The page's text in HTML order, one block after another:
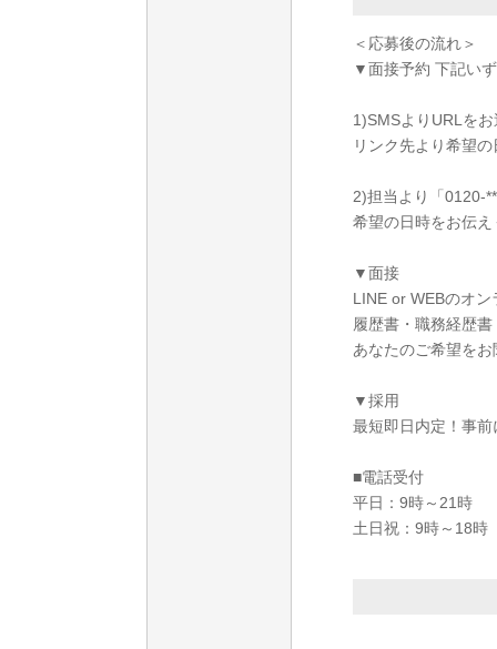
＜応募後の流れ＞
▼面接予約 下記い
1)SMSよりURLを
リンク先より希望
2)担当より「0120-
希望の日時をお伝え
▼面接
LINE or WEBのオ
履歴書・職務経歴
あなたのご希望を
▼採用
最短即日内定！事
■電話受付
平日：9時～21時
土日祝：9時～18時